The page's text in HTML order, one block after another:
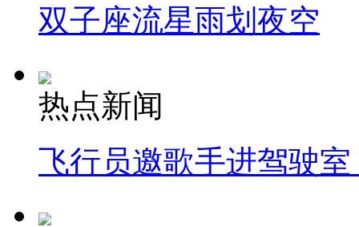
双子座流星雨划夜空
热点新闻
飞行员邀歌手进驾驶